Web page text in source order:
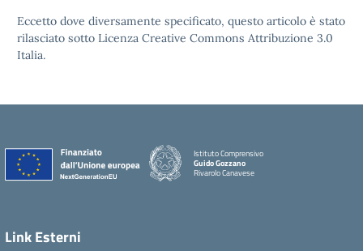
Eccetto dove diversamente specificato, questo articolo è stato
rilasciato sotto Licenza Creative Commons Attribuzione 3.0
Italia.
Istituto Comprensivo
Guido Gozzano
Rivarolo Canavese
Link Esterni